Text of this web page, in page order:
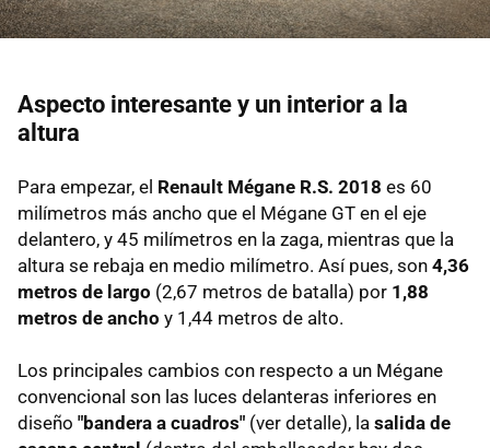
Aspecto interesante y un interior a la
altura
Para empezar, el Renault Mégane R.S. 2018 es 60
milímetros más ancho que el Mégane GT en el eje
delantero, y 45 milímetros en la zaga, mientras que la
altura se rebaja en medio milímetro. Así pues, son 4,36
metros de largo (2,67 metros de batalla) por 1,88
metros de ancho y 1,44 metros de alto.
Los principales cambios con respecto a un Mégane
convencional son las luces delanteras inferiores en
diseño "bandera a cuadros" (ver detalle), la salida de